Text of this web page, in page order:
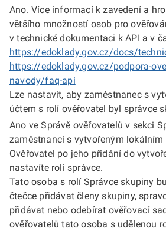
Ano. Více informací k zavedení a
většího množností osob pro
v technické dokumentaci k API a v
https://edoklady.gov.cz/docs/
https://edoklady.gov.cz/podpora-
navody/faq-api
Lze nastavit, aby zaměstnanec s
účtem s rolí ověřovatel byl správce
Ano ve Správě ověřovatelů v sekci
zaměstnanci s vytvořeným lokálním
Ověřovatel po jeho přidání do
nastavíte roli správce.
Tato osoba s rolí Správce skupiny
čtečce přidávat členy skupiny,
přidávat nebo odebírat ověřovací
ověřovatelů tato osoba s udělenou